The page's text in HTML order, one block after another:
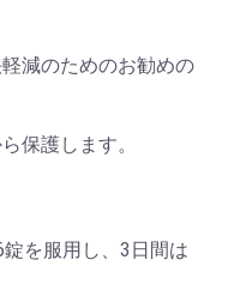
減のためのお勧めの
保護します。
を服用し、3日間は